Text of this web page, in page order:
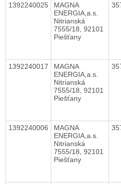
1392240025
MAGNA
ENERGIA,a.s.
Nitrianská
7555/18, 92101
Piešťany
1392240017
MAGNA
ENERGIA,a.s.
Nitrianská
7555/18, 92101
Piešťany
1392240006
MAGNA
ENERGIA,a.s.
Nitrianská
7555/18, 92101
Piešťany